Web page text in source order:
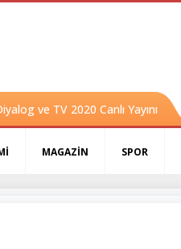
ve TV 2020 Canlı Yayını
MAGAZİN SPOR